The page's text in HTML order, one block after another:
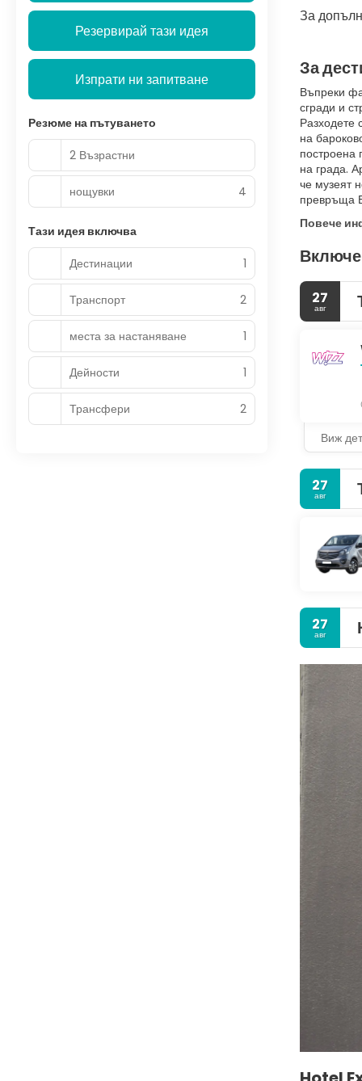
За
За
Въпреки
сгради и
Разходете
на
построена
на града.
че музеят
превръща
Повече
27
авг
Виж
27
авг
27
авг
Резервирай тази идея
Изпрати ни запитване
Резюме на пътуването
2 Възрастни
нощувки 4
Тази идея включва
Дестинации
1
Транспорт 2
места за настаняване 1
Дейности 1
Трансфери 2